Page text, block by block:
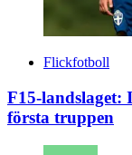
Flickfotboll
F15-
första truppen